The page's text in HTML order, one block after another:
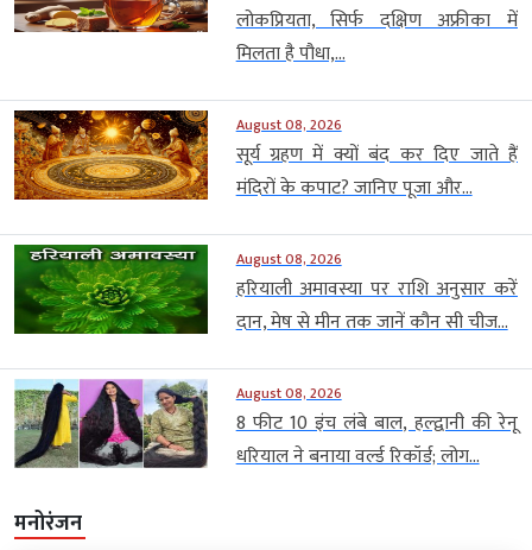
लोकप्रियता, सिर्फ दक्षिण अफ्रीका में
मिलता है पौधा,...
August 08, 2026
सूर्य ग्रहण में क्यों बंद कर दिए जाते हैं
मंदिरों के कपाट? जानिए पूजा और...
August 08, 2026
हरियाली अमावस्या पर राशि अनुसार करें
दान, मेष से मीन तक जानें कौन सी चीज...
August 08, 2026
8 फीट 10 इंच लंबे बाल, हल्द्वानी की रेनू
धरियाल ने बनाया वर्ल्ड रिकॉर्ड; लोग...
मनोरंजन